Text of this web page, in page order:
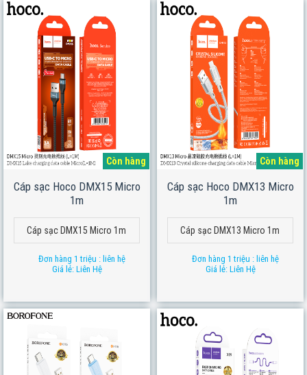
Còn hàng
Cáp sạc Hoco DMX15 Micro
1m
Cáp sạc DMX15 Micro 1m
Đơn hàng 1 triệu : liên hệ
Giá lẻ: Liên Hệ
Còn hàng
Cáp sạc Hoco DMX13 Micro
1m
Cáp sạc DMX13 Micro 1m
Đơn hàng 1 triệu : liên hệ
Giá lẻ: Liên Hệ